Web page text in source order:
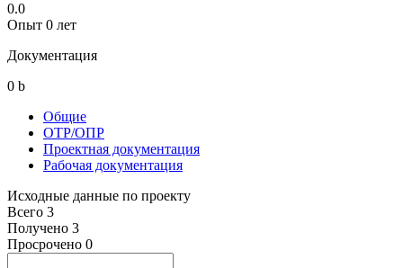
0.0
Опыт 0 лет
Документация
0 b
Общие
ОТР/ОПР
Проектная документация
Рабочая документация
Исходные данные по проекту
Всего 3
Получено 3
Просрочено 0